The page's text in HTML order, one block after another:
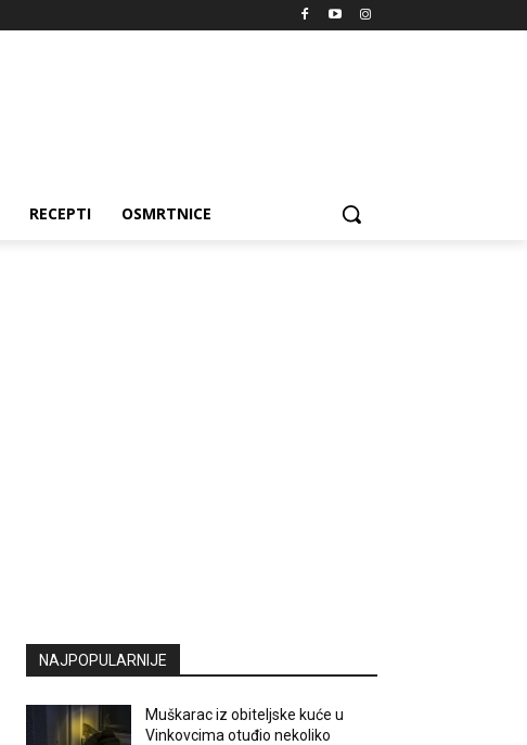
RECEPTI OSMRTNICE
NAJPOPULARNIJE
Muškarac iz obiteljske kuće u
Vinkovcima otuđio nekoliko